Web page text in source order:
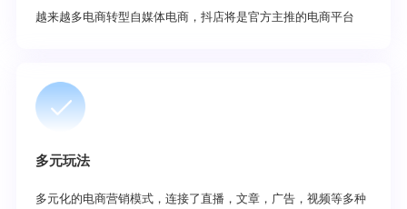
越来越多电商转型自媒体电商，抖店将是官方主推的电商平台
多元玩法
多元化的电商营销模式，连接了直播，文章，广告，视频等多种